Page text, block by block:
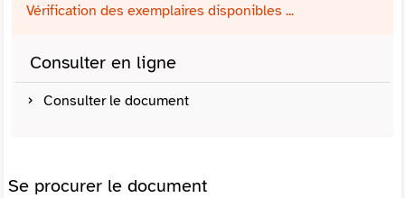
Vérification des exemplaires disponibles ...
Consulter en ligne
Consulter le document
Se procurer le document